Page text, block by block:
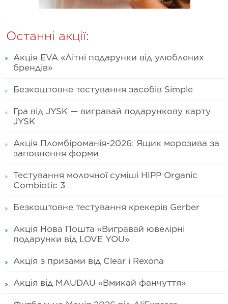
Останні акції:
Акція EVA «Літні подарунки від улюблених
брендів»
Безкоштовне тестування засобів Simple
Гра від JYSK — вигравай подарункову карту
JYSK
Акція Пломбіроманія-2026: Ящик морозива за
заповнення форми
Тестування молочної суміші HIPP Organic
Combiotic 3
Безкоштовне тестування крекерів Gerber
Акція Нова Пошта «Вигравай ювелірні
подарунки від LOVE YOU»
Акція з призами від Clear і Rexona
Акція від MAUDAU «Вмикай фанчуття»